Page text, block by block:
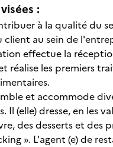
:
à la qualité du
client au sein de
effectue la
réalise les premiers
et accommode
Il (elle) dresse, en les
des desserts et des
». L'agent (e) de